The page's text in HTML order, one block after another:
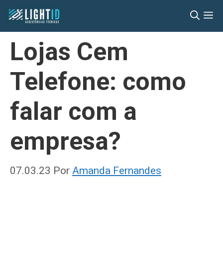
Pular
para
conteúdo
Lojas Cem
Telefone: como
falar com a
empresa?
07.03.23 Por Amanda Fernandes